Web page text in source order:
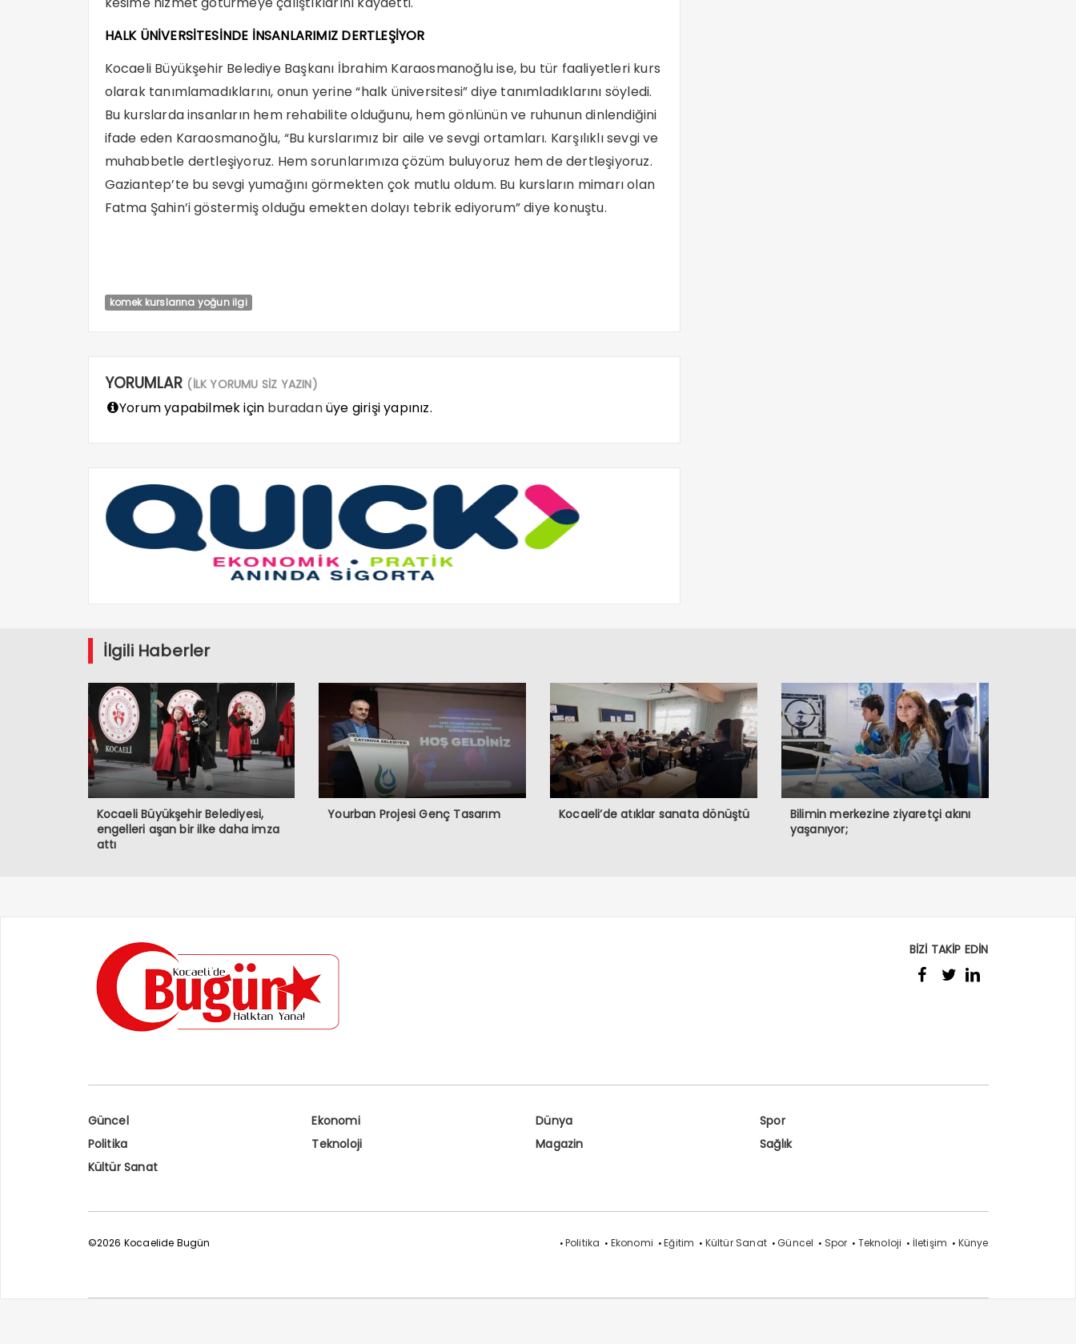
HALK ÜNİVERSİTESİNDE İNSANLARIMIZ DERTLEŞİYOR
Kocaeli Büyükşehir Belediye Başkanı İbrahim Karaosmanoğlu ise, bu tür faaliyetleri kurs
olarak tanımlamadıklarını, onun yerine “halk üniversitesi” diye tanımladıklarını söyledi.
Bu kurslarda insanların hem rehabilite olduğunu, hem gönlünün ve ruhunun dinlendiğini
ifade eden Karaosmanoğlu, “Bu kurslarımız bir aile ve sevgi ortamları. Karşılıklı sevgi ve
muhabbetle dertleşiyoruz. Hem sorunlarımıza çözüm buluyoruz hem de dertleşiyoruz.
Gaziantep’te bu sevgi yumağını görmekten çok mutlu oldum. Bu kursların mimarı olan
Fatma Şahin’i göstermiş olduğu emekten dolayı tebrik ediyorum” diye konuştu.
komek kurslarına yoğun ilgi
YORUMLAR (İLK YORUMU SİZ YAZIN)
Yorum yapabilmek için buradanüye girişi yapınız.
İlgili Haberler
Kocaeli Büyükşehir Belediyesi,
engelleri aşan bir ilke daha imza
attı
Yourban Projesi Genç Tasarım Kocaeli’de atıklar sanata dönüştü
Bilimin merkezine ziyaretçi akını
yaşanıyor;
BİZİ TAKİP EDİN
Güncel Ekonomi Dünya
Spor
Politika
Teknoloji Magazin
Sağlık
Kültür Sanat
©2026 Kocaelide Bugün Politika Ekonomi Eğitim Kültür Sanat Güncel Spor Teknoloji İletişim Künye